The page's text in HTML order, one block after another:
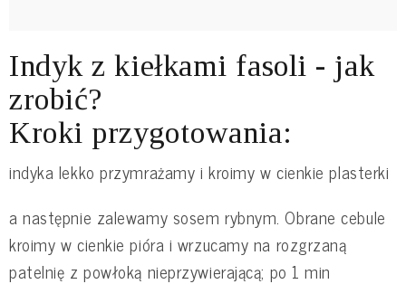
Indyk z kiełkami fasoli - jak
zrobić?
Kroki przygotowania:
indyka lekko przymrażamy i kroimy w cienkie plasterki
a następnie zalewamy sosem rybnym. Obrane cebule
kroimy w cienkie pióra i wrzucamy na rozgrzaną
patelnię z powłoką nieprzywierającą; po 1 min